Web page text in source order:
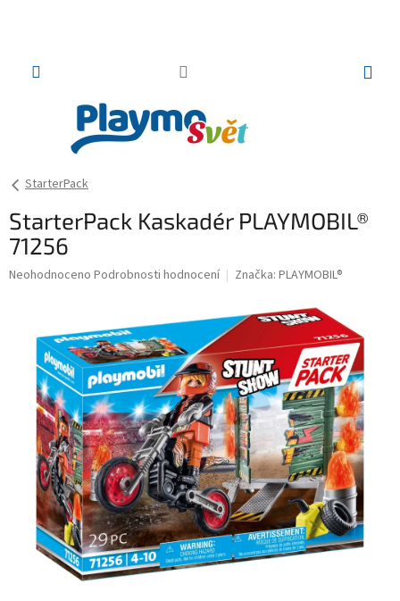
StarterPack
StarterPack Kaskadér PLAYMOBIL®
71256
Průměrné
hvězdiček.
Neohodnoceno Podrobnosti hodnocení Značka: PLAYMOBIL®